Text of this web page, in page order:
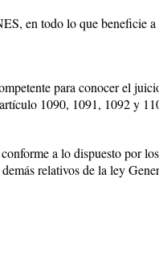
en todo lo que beneficie a
para conocer el
1090, 1091, 1092 y
a lo dispuesto por
relativos de la ley